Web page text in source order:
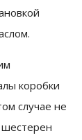
коробки
случае не